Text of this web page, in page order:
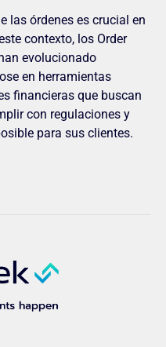
las órdenes es crucial en
contexto, los Order
evolucionado
en herramientas
financieras que buscan
con regulaciones y
para sus clientes.